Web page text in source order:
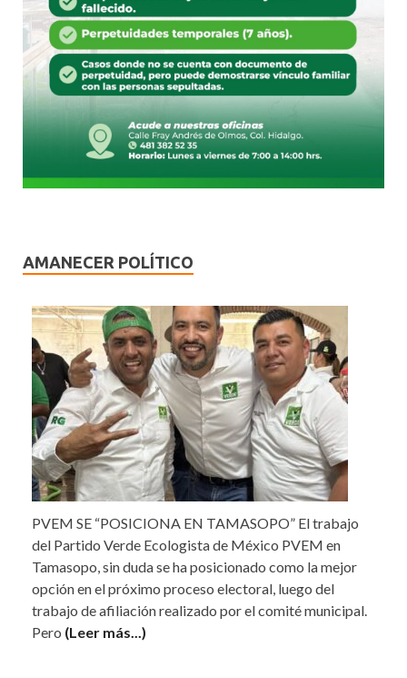
AMANECER POLÍTICO
PVEM SE “POSICIONA EN TAMASOPO” El trabajo
del Partido Verde Ecologista de México PVEM en
Tamasopo, sin duda se ha posicionado como la mejor
opción en el próximo proceso electoral, luego del
trabajo de afiliación realizado por el comité municipal.
Pero (Leer más...)